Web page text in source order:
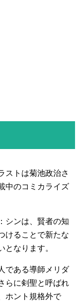
ストは菊池政治さ
中のコミカライズ
シンは、賢者の知
けることで新たな
となります。
である導師メリダ
らに剣聖と呼ばれ
ホント規格外で